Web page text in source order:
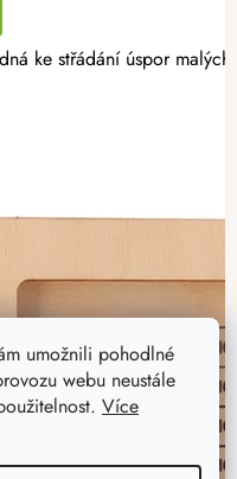
umožnili pohodlné
webu neustále
Více
ke střádání úspor